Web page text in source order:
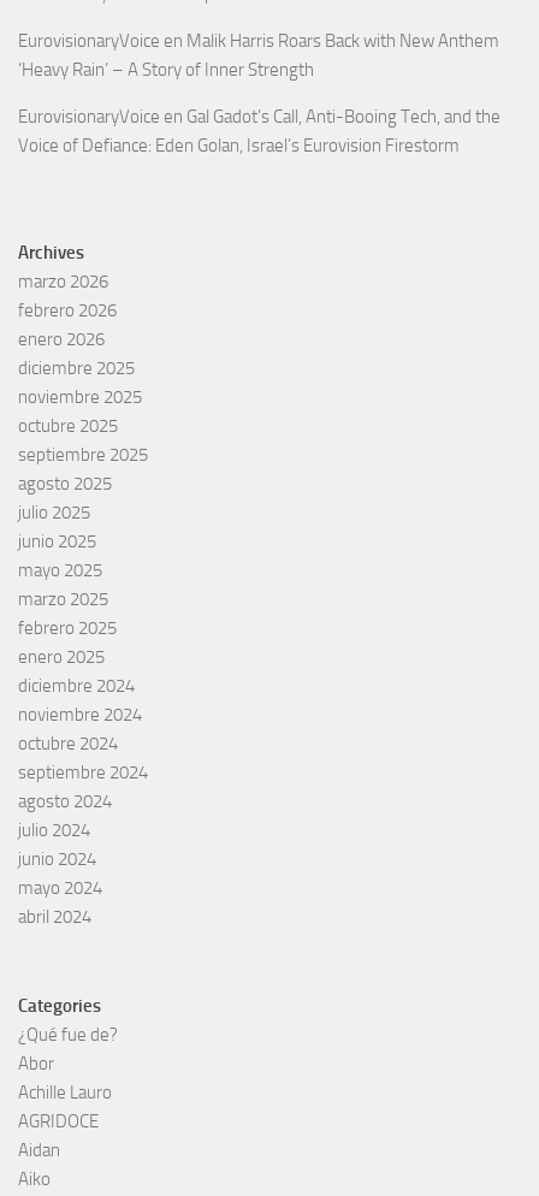
EurovisionaryVoice en Malik Harris Roars Back with New Anthem
‘Heavy Rain’ – A Story of Inner Strength
EurovisionaryVoice en Gal Gadot’s Call, Anti-Booing Tech, and the
Voice of Defiance: Eden Golan, Israel’s Eurovision Firestorm
Archives
marzo 2026
febrero 2026
enero 2026
diciembre 2025
noviembre 2025
octubre 2025
septiembre 2025
agosto 2025
julio 2025
junio 2025
mayo 2025
marzo 2025
febrero 2025
enero 2025
diciembre 2024
noviembre 2024
octubre 2024
septiembre 2024
agosto 2024
julio 2024
junio 2024
mayo 2024
abril 2024
Categories
¿Qué fue de?
Abor
Achille Lauro
AGRIDOCE
Aidan
Aiko